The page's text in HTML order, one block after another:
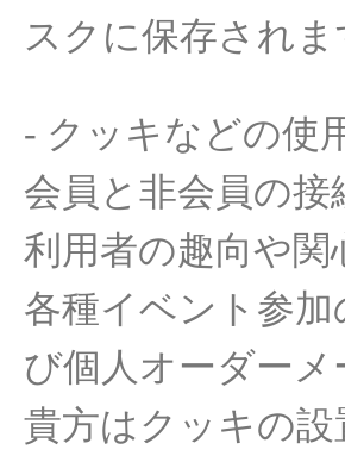
スクに保存されま
- クッキ などの使
会員 と 非会員の接
利用者の趣向や関
各種イベント 参加
び個人 オ ーダー メ
貴方はクッキの設